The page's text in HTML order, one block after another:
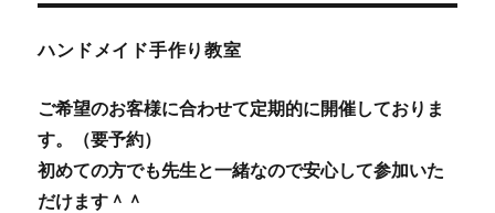
ハンドメイド手作り教室
ご希望のお客様に合わせて定期的に開催しておりま
す。（要予約）
初めての方でも先生と一緒なので安心して参加いた
だけます＾＾